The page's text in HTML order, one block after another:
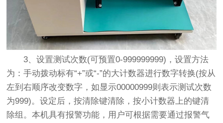
3、设置测试次数(可预置0-999999999)，设置方法
为：手动拨动标有“+”或“-”的大计数器进行数字转换(按从
左到右顺序改变数字，如显示00000999则表示测试次数
为999)。设定后，按清除键清除，按小计数器上的键清
除组。本机具有报警功能，用户可根据需要通过报警气